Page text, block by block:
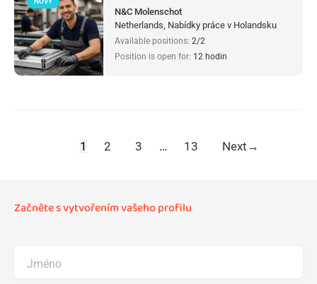
N&C Molenschot
Netherlands, Nabídky práce v Holandsku
Available positions: 2/2
Position is open for: 12 hodin
1 2 3 … 13 Next →
Začněte s vytvořením vašeho profilu
Jméno